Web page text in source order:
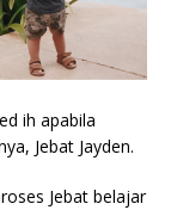
ih apabila
Jebat Jayden.
Jebat belajar